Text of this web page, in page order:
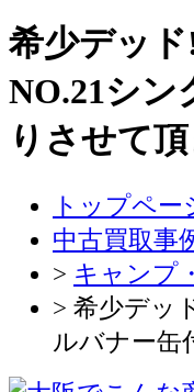
希少デッ
NO.21シン
りさせて
トップペー
中古買取事
> キャンプ
> 希少デッ
ルバナー缶